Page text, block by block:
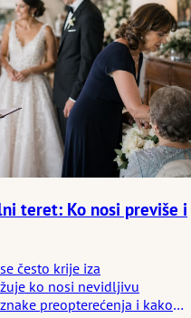
teret: Ko nosi previše i
često krije iza
ko nosi nevidljivu
preopterećenja i kako